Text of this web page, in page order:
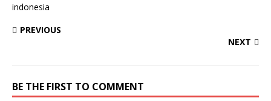
indonesia
PREVIOUS
NEXT
BE THE FIRST TO COMMENT